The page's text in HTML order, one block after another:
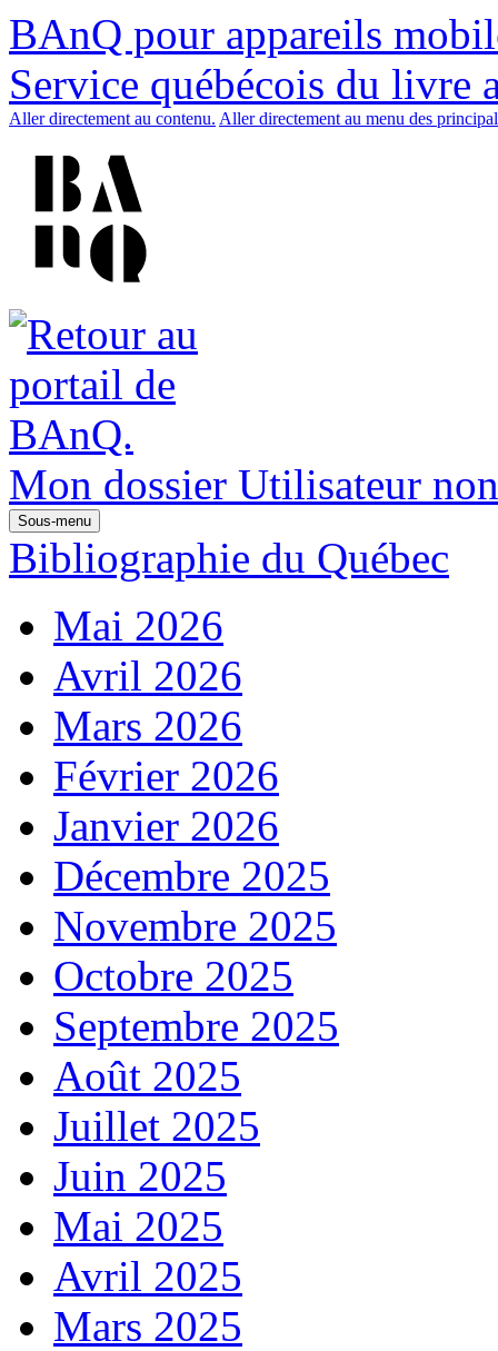
BAnQ pour appareils
Service québécois du livre
Aller directement au contenu. Aller directement au menu des
Mon dossier Utilisateur
Sous-menu
Bibliographie du Québec
Mai 2026
Avril 2026
Mars 2026
Février 2026
Janvier 2026
Décembre 2025
Novembre 2025
Octobre 2025
Septembre 2025
Août 2025
Juillet 2025
Juin 2025
Mai 2025
Avril 2025
Mars 2025